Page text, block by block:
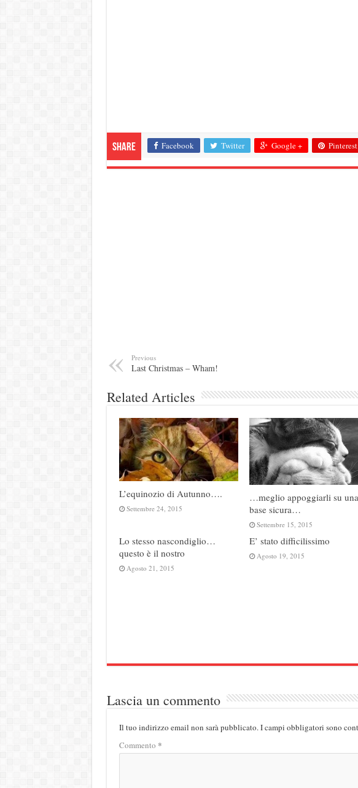
Share Facebook Twitter Google + Pinterest
Previous
Last Christmas – Wham!
Related Articles
L’equinozio di Autunno….
Settembre 24, 2015
…meglio appoggiarli su una
base sicura…
Settembre 15, 2015
Lo stesso nascondiglio…
questo è il nostro
Agosto 21, 2015
E’ stato difficilissimo
Agosto 19, 2015
Lascia un commento
Il tuo indirizzo email non sarà pubblicato.I campi obbligatori sono
Commento *